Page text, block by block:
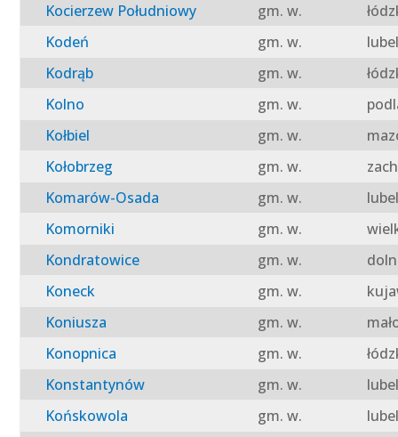
Kocierzew Południowy
gm. w.
Kodeń
gm. w.
Kodrąb
gm. w.
Kolno
gm. w.
Kołbiel
gm. w.
Kołobrzeg
gm. w.
Komarów-Osada
gm. w.
Komorniki
gm. w.
Kondratowice
gm. w.
Koneck
gm. w.
Koniusza
gm. w.
Konopnica
gm. w.
Konstantynów
gm. w.
Końskowola
gm. w.